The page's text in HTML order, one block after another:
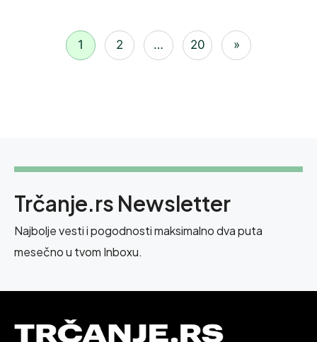
1 2 … 20 »
Trčanje.rs Newsletter
Najbolje vesti i pogodnosti maksimalno dva puta
mesečno u tvom Inboxu.